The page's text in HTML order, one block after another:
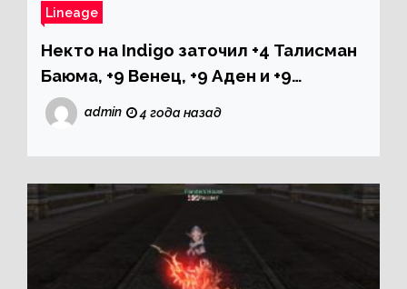
Lineage
Некто на Indigo заточил +4 Талисман
Баюма, +9 Венец, +9 Аден и +9
Благословенный Пояс
admin 4 года назад